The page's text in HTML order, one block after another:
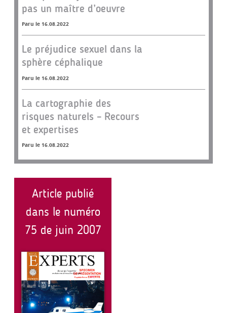
pas un maître d’oeuvre
Paru le 16.08.2022
Le préjudice sexuel dans la
sphère céphalique
Paru le 16.08.2022
La cartographie des
risques naturels – Recours
et expertises
Paru le 16.08.2022
Article publié
dans le numéro
75 de juin 2007